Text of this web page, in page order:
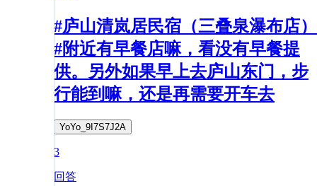
#庐山清岚居民宿（三叠泉瀑布店）
#附近有早餐店嘛，看没有早餐提
供。另外如果早上去庐山东门，步
行能到嘛，还是再需要开车去
YoYo_9I7S7J2A
3
回答